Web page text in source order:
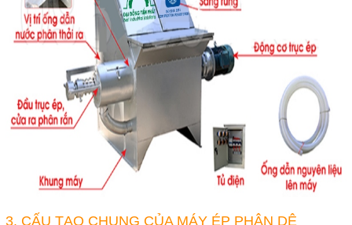
3. CẤU TẠO CHUNG CỦA MÁY ÉP PHÂN DÊ